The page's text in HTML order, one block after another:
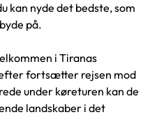
kan nyde det bedste, som
på.
i Tiranas
fortsætter rejsen mod
under køreturen kan de
landskaber i det